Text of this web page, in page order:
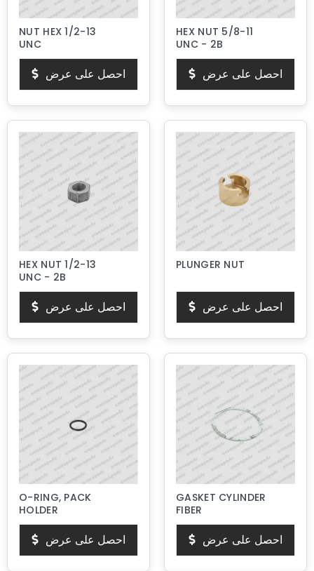
NUT HEX 1/2-13
UNC
احصل على عرض
HEX NUT 5/8-11
UNC - 2B
احصل على عرض
HEX NUT 1/2-13
UNC - 2B
احصل على عرض
PLUNGER NUT
احصل على عرض
O-RING, PACK
HOLDER
احصل على عرض
GASKET CYLINDER
FIBER
احصل على عرض